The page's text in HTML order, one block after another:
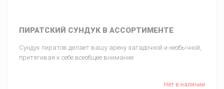
ПИРАТСКИЙ СУНДУК В АССОРТИМЕНТЕ
Сундук пиратов делает вашу арену загадочной и необычной,
притягивая к себе всеобщее внимание
Нет в наличии